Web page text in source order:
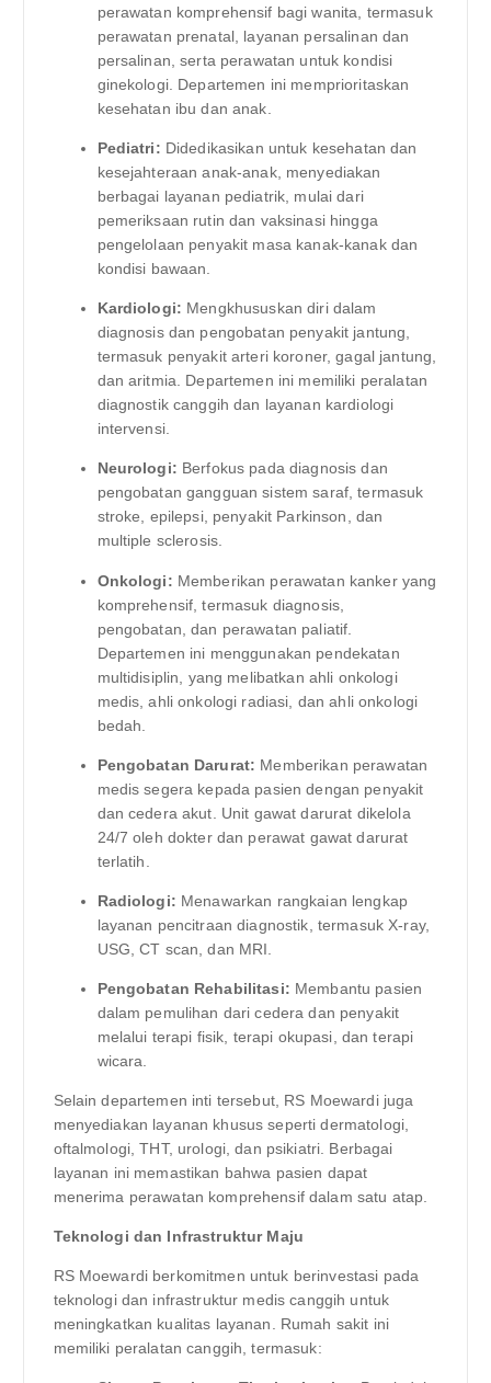
perawatan komprehensif bagi wanita, termasuk
perawatan prenatal, layanan persalinan dan
persalinan, serta perawatan untuk kondisi
ginekologi. Departemen ini memprioritaskan
kesehatan ibu dan anak.
Pediatri: Didedikasikan untuk kesehatan dan
kesejahteraan anak-anak, menyediakan
berbagai layanan pediatrik, mulai dari
pemeriksaan rutin dan vaksinasi hingga
pengelolaan penyakit masa kanak-kanak dan
kondisi bawaan.
Kardiologi: Mengkhususkan diri dalam
diagnosis dan pengobatan penyakit jantung,
termasuk penyakit arteri koroner, gagal jantung,
dan aritmia. Departemen ini memiliki peralatan
diagnostik canggih dan layanan kardiologi
intervensi.
Neurologi: Berfokus pada diagnosis dan
pengobatan gangguan sistem saraf, termasuk
stroke, epilepsi, penyakit Parkinson, dan
multiple sclerosis.
Onkologi: Memberikan perawatan kanker yang
komprehensif, termasuk diagnosis,
pengobatan, dan perawatan paliatif.
Departemen ini menggunakan pendekatan
multidisiplin, yang melibatkan ahli onkologi
medis, ahli onkologi radiasi, dan ahli onkologi
bedah.
Pengobatan Darurat: Memberikan perawatan
medis segera kepada pasien dengan penyakit
dan cedera akut. Unit gawat darurat dikelola
24/7 oleh dokter dan perawat gawat darurat
terlatih.
Radiologi: Menawarkan rangkaian lengkap
layanan pencitraan diagnostik, termasuk X-ray,
USG, CT scan, dan MRI.
Pengobatan Rehabilitasi: Membantu pasien
dalam pemulihan dari cedera dan penyakit
melalui terapi fisik, terapi okupasi, dan terapi
wicara.
Selain departemen inti tersebut, RS Moewardi juga
menyediakan layanan khusus seperti dermatologi,
oftalmologi, THT, urologi, dan psikiatri. Berbagai
layanan ini memastikan bahwa pasien dapat
menerima perawatan komprehensif dalam satu atap.
Teknologi dan Infrastruktur Maju
RS Moewardi berkomitmen untuk berinvestasi pada
teknologi dan infrastruktur medis canggih untuk
meningkatkan kualitas layanan. Rumah sakit ini
memiliki peralatan canggih, termasuk: